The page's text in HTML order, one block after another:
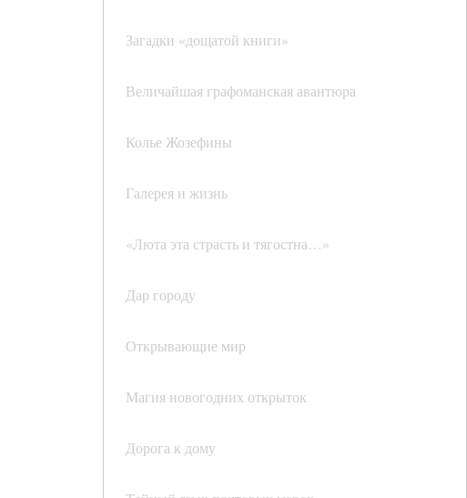
Загадки «дощатой книги»
Величайшая графоманская авантюра
Колье Жозефины
Галерея и жизнь
«Люта эта страсть и тягостна…»
Дар городу
Открывающие мир
Магия новогодних открыток
Дорога к дому